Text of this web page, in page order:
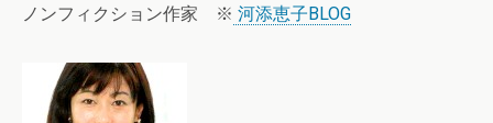
ノンフィクション作家 ※ 河添恵子BLOG